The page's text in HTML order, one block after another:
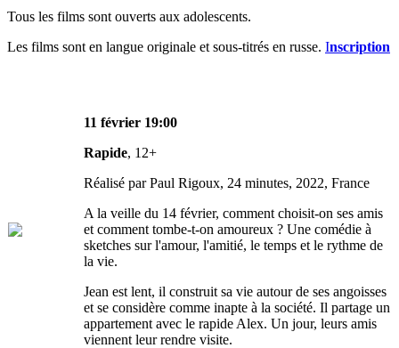
Tous les films sont ouverts aux adolescents.
Les films sont en langue originale et sous-titrés en russe. Inscription
11 février 19:00
Rapide, 12+
Réalisé par Paul Rigoux, 24 minutes, 2022, France
A la veille du 14 février, comment choisit-on ses amis
et comment tombe-t-on amoureux ? Une comédie à
sketches sur l'amour, l'amitié, le temps et le rythme de
la vie.
Jean est lent, il construit sa vie autour de ses angoisses
et se considère comme inapte à la société. Il partage un
appartement avec le rapide Alex. Un jour, leurs amis
viennent leur rendre visite.